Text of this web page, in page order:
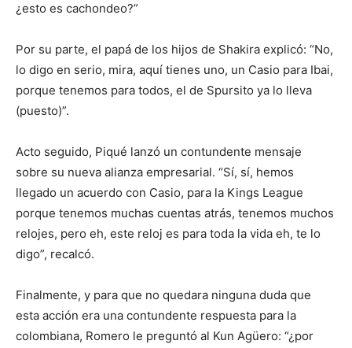
¿esto es cachondeo?”
Por su parte, el papá de los hijos de Shakira explicó: “No,
lo digo en serio, mira, aquí tienes uno, un Casio para Ibai,
porque tenemos para todos, el de Spursito ya lo lleva
(puesto)”.
Acto seguido, Piqué lanzó un contundente mensaje
sobre su nueva alianza empresarial. “Sí, sí, hemos
llegado un acuerdo con Casio, para la Kings League
porque tenemos muchas cuentas atrás, tenemos muchos
relojes, pero eh, este reloj es para toda la vida eh, te lo
digo”, recalcó.
Finalmente, y para que no quedara ninguna duda que
esta acción era una contundente respuesta para la
colombiana, Romero le preguntó al Kun Agüero: “¿por